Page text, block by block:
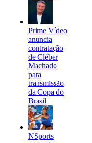
Prime Vídeo
anuncia
contratação
de Cléber
Machado
para
transmissão
da Copa do
Brasil
NSports